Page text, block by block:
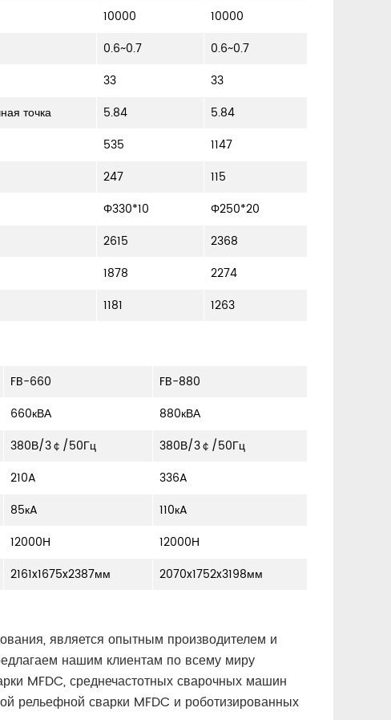
10000
10000
0.6~0.7
0.6~0.7
33
33
точка 5.84
5.84
535
1147
247
115
Φ330*10 Φ250*20
2615
2368
1878
2274
1181 1263
FB-660
FB-880
660кВА
880кВА
380В/3￠/50Гц
380В/3￠/50Гц
210A
336A
85кA
110кA
12000Н
12000Н
2161x1675x2387мм 2070x1752x3198мм
является опытным производителем и
нашим клиентам по всему миру
MFDC, среднечастотных сварочных машин
рельефной сварки MFDC и роботизированных